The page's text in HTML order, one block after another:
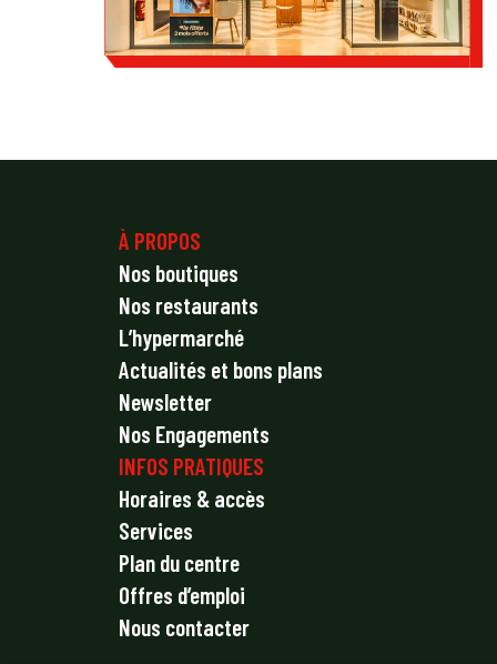
À PROPOS
Nos boutiques
Nos restaurants
L’hypermarché
Actualités et bons plans
Newsletter
Nos Engagements
INFOS PRATIQUES
Horaires & accès
Services
Plan du centre
Offres d’emploi
Nous contacter